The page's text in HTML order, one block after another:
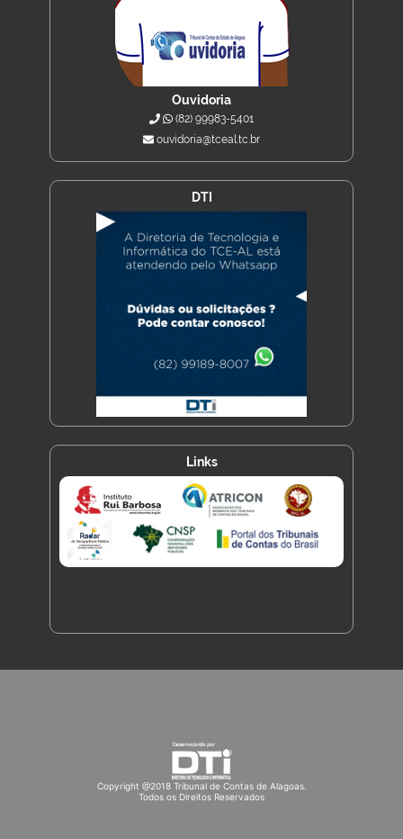
Ouvidoria
(82) 99983-5401
ouvidoria@tceal.tc.br
DTI
Links
Copyright @2018 Tribunal de Contas de Alagoas.
Todos os Direitos Reservados